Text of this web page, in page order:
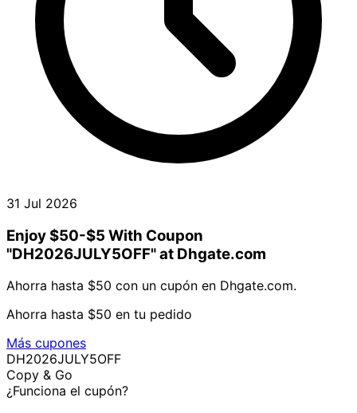
31 Jul 2026
Enjoy $50-$5 With Coupon
"DH2026JULY5OFF" at Dhgate.com
Ahorra hasta $50 con un cupón en Dhgate.com.
Ahorra hasta $50 en tu pedido
Más cupones
DH2026JULY5OFF
Copy & Go
¿Funciona el cupón?